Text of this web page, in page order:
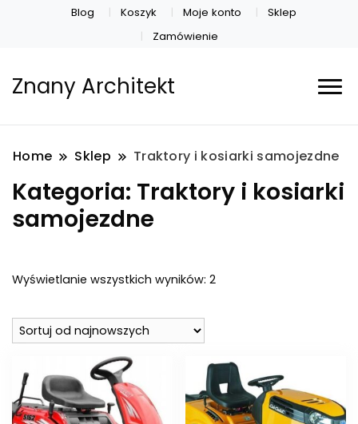
Blog Koszyk Moje konto
Sklep
Zamówienie
Znany Architekt
Home Sklep Traktory i kosiarki samojezdne
Kategoria: Traktory i kosiarki
samojezdne
Wyświetlanie wszystkich wyników: 2Posortowane